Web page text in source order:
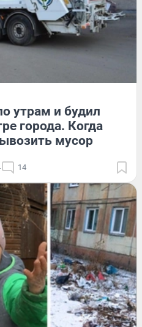
утрам и будил
города. Когда
мусор
14